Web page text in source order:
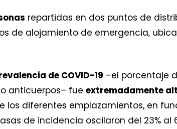
repartidas en dos puntos de
de alojamiento de emergencia,
de COVID-19 –el porcentaje
anticuerpos– fue extremadamente
los diferentes emplazamientos, en
de incidencia oscilaron del 23% al